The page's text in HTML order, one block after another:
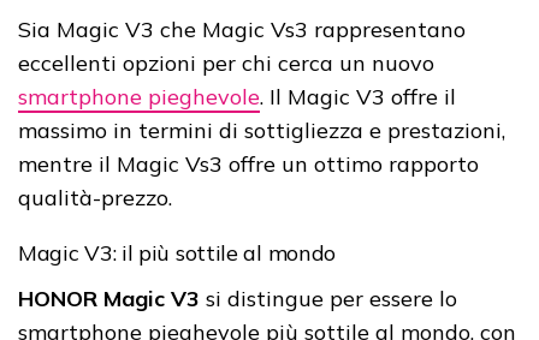
Sia Magic V3 che Magic Vs3 rappresentano
eccellenti opzioni per chi cerca un nuovo
smartphone pieghevole. Il Magic V3 offre il
massimo in termini di sottigliezza e prestazioni,
mentre il Magic Vs3 offre un ottimo rapporto
qualità-prezzo.
Magic V3: il più sottile al mondo
HONOR Magic V3 si distingue per essere lo
smartphone pieghevole più sottile al mondo, con